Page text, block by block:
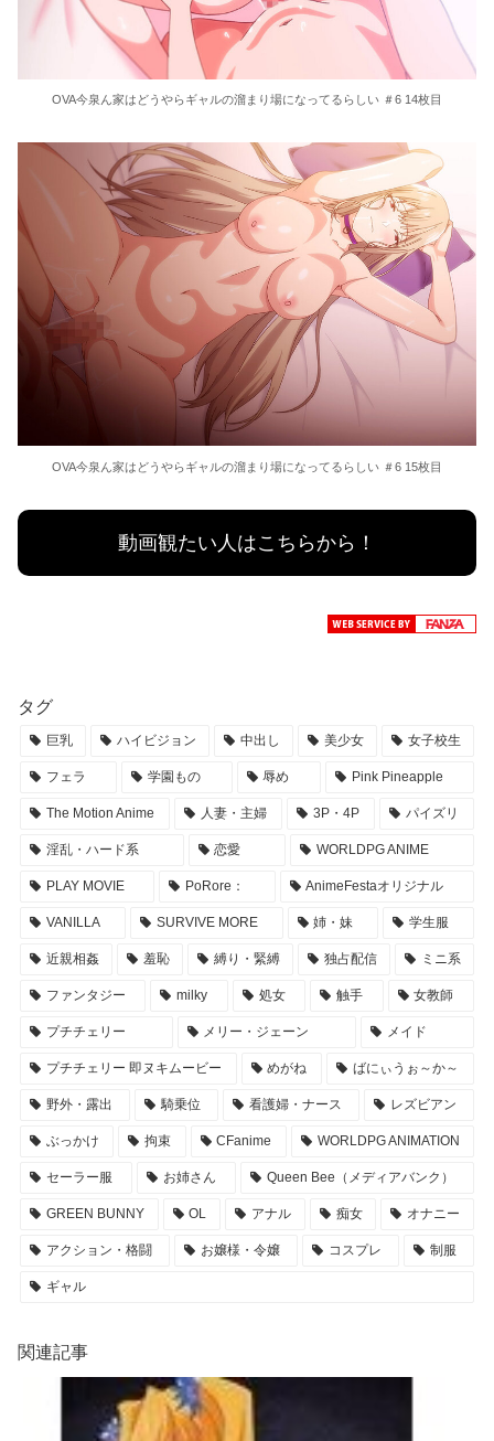
OVA今泉ん家はどうやらギャルの溜まり場になってるらしい ＃6 14枚目
OVA今泉ん家はどうやらギャルの溜まり場になってるらしい ＃6 15枚目
動画観たい人はこちらから！
タグ
巨乳 ハイビジョン 中出し 美少女 女子校生
フェラ 学園もの 辱め Pink Pineapple
The Motion Anime 人妻・主婦 3P・4P パイズリ
淫乱・ハード系 恋愛 WORLDPG ANIME
PLAY MOVIE PoRore： AnimeFestaオリジナル
VANILLA SURVIVE MORE 姉・妹 学生服
近親相姦 羞恥 縛り・緊縛 独占配信 ミニ系
ファンタジー milky 処女 触手 女教師
プチチェリー メリー・ジェーン メイド
プチチェリー 即ヌキムービー めがね ばにぃうぉ～か～
野外・露出 騎乗位 看護婦・ナース レズビアン
ぶっかけ 拘束 CFanime WORLDPG ANIMATION
セーラー服 お姉さん Queen Bee（メディアバンク）
GREEN BUNNY OL アナル 痴女 オナニー
アクション・格闘 お嬢様・令嬢 コスプレ 制服
ギャル
関連記事